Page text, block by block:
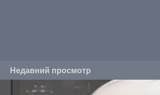
Недавний просмотр